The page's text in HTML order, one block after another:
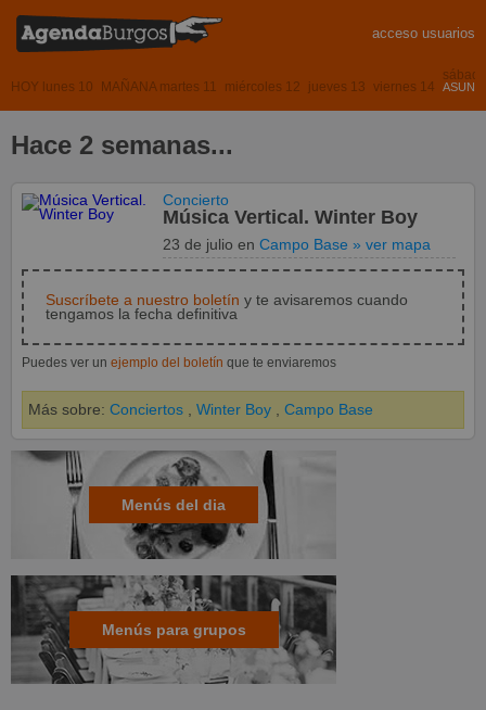
acceso usuarios
HOY lunes 10 MAÑANA martes 11 miércoles 12 jueves 13 viernes 14
Hace 2 semanas...
Concierto
Música Vertical. Winter Boy
23 de julioenCampo Base » ver mapa
Suscríbete a nuestro boletín y te avisaremos cuando
tengamos la fecha definitiva
Puedes ver un ejemplo del boletín que te enviaremos
Más sobre: Conciertos Winter Boy Campo Base
Menús del dia
Menús para grupos